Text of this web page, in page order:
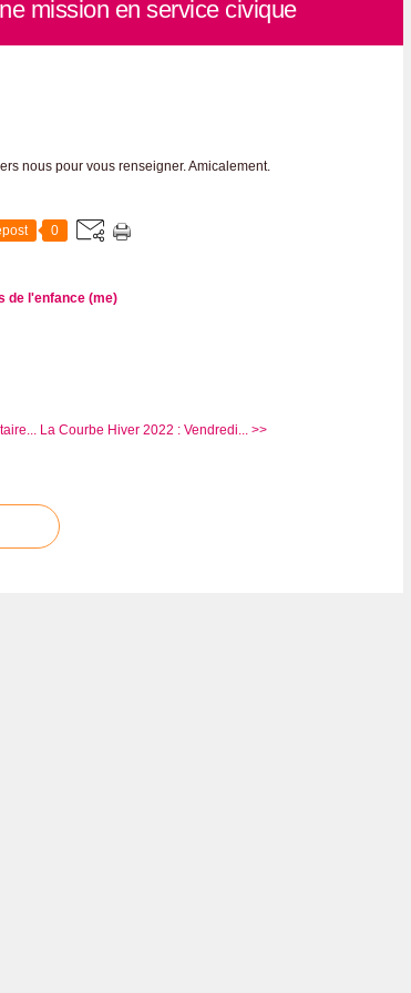
mission en service civique
nous pour vous renseigner. Amicalement.
0
de l'enfance (me)
La Courbe Hiver 2022 : Vendredi... >>